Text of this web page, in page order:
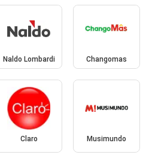
Naldo Lombardi Changomas
Claro Musimundo